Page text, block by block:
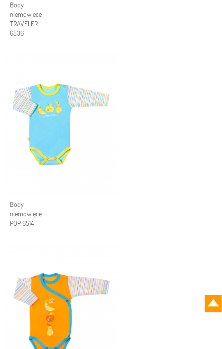
Body
niemowlece
TRAVELER
6536
Body
niemowlęce
POP 6514